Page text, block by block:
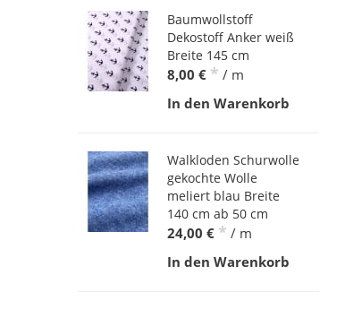
Baumwollstoff
Dekostoff Anker weiß
Breite 145 cm
8,00 € * / m
In den Warenkorb
Walkloden Schurwolle
gekochte Wolle
meliert blau Breite
140 cm ab 50 cm
24,00 € * / m
In den Warenkorb